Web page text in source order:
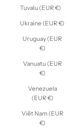
Tuvalu (EUR €)
Ukraine (EUR €)
Uruguay (EUR
€)
Vanuatu (EUR
€)
Venezuela
(EUR €)
Viêt Nam (EUR
€)